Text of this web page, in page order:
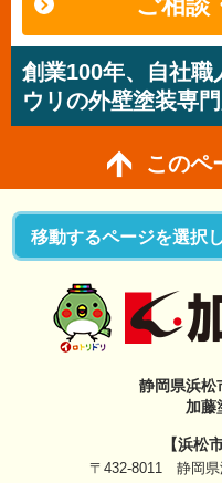
創業100年、自社職
ウリの外壁塗装専
このペ
静岡県浜松
加藤
【浜松
〒432-8011 静岡県